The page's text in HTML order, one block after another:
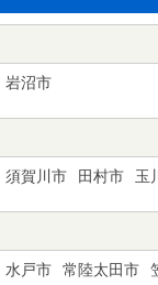
岩沼市
須賀川市 田村市 玉
水戸市 常陸太田市